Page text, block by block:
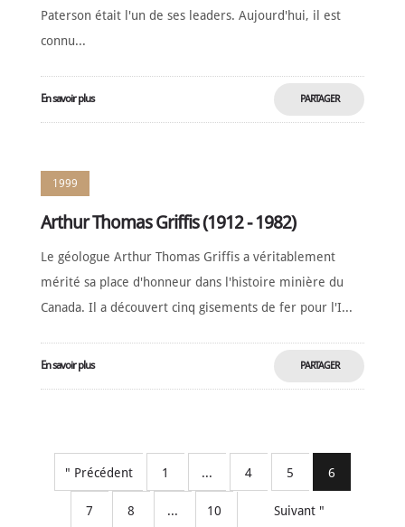
Paterson était l'un de ses leaders. Aujourd'hui, il est
connu...
En savoir plus PARTAGER
1999
Arthur Thomas Griffis (1912 - 1982)
Le géologue Arthur Thomas Griffis a véritablement
mérité sa place d'honneur dans l'histoire minière du
Canada. Il a découvert cinq gisements de fer pour l'I...
En savoir plus PARTAGER
" Précédent 1 ... 4 5 6
7 8 ... 10 Suivant "